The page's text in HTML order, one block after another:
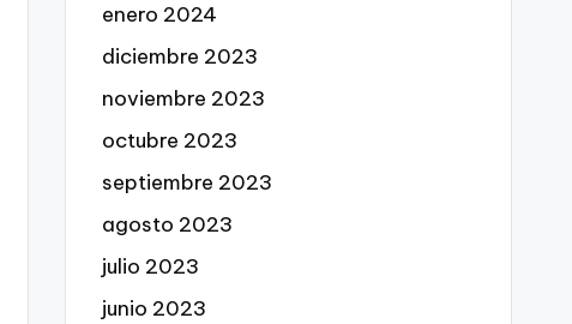
enero 2024
diciembre 2023
noviembre 2023
octubre 2023
septiembre 2023
agosto 2023
julio 2023
junio 2023